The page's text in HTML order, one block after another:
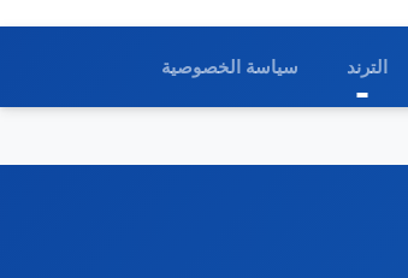
الترند سياسة الخصوصية